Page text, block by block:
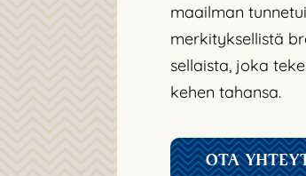
maailman
merkityksellistä
sellaista, joka
kehen tahansa.
OTA